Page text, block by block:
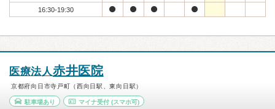
16:30-19:30
医療法人赤井医院
京都府向日市寺戸町（西向日駅、東向日駅）
駐車場あり マイナ受付(スマホ可)